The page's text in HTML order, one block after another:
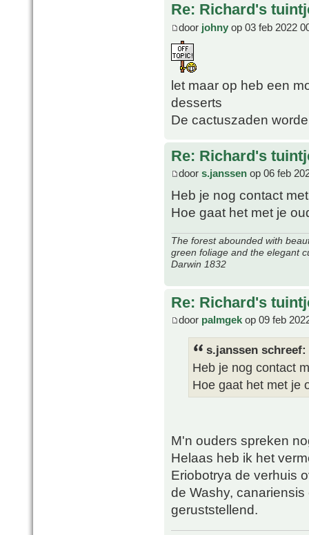
Re: Richard's
door johny op 03 feb 2022
let maar op heb een
desserts
De cactuszaden
Re: Richard's
door s.janssen op 06 feb
Heb je nog contact
Hoe gaat het met je
The forest abounded with
green foliage and the elegant
Darwin 1832
Re: Richard's
door palmgek op 09 feb
s.janssen schreef:
Heb je nog contact
Hoe gaat het met je
M'n ouders spreken
Helaas heb ik het
Eriobotrya de verhuis
de Washy,
geruststellend.